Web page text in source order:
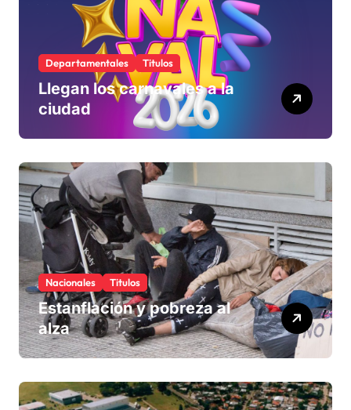
Departamentales Titulos
Llegan los carnavales a la
ciudad
Nacionales Titulos
Estanflación y pobreza al
alza